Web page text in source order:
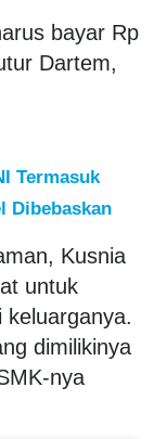
bayar Rp
Dartem,
Termasuk
Dibebaskan
Kusnia
untuk
keluarganya.
dimilikinya
nya